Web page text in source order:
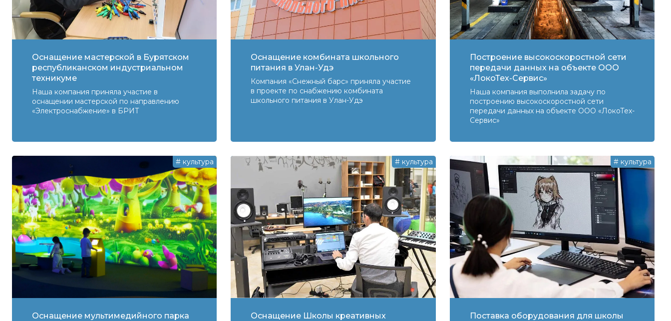
Оснащение мастерской в Бурятском
республиканском индустриальном
техникуме
Наша компания приняла участие в
оснащении мастерской по направлению
«Электроснабжение» в БРИТ
Оснащение ​комбината школьного
питания в Улан-Удэ
Компания «Снежный барс» приняла участие
в проекте по снабжению ​комбината
школьного питания в Улан-Удэ
Построение высокоскоростной сети
передачи данных на объекте ООО
«ЛокоТех-Сервис»
Наша компания выполнила задачу по
построению высокоскоростной сети
передачи данных на объекте ООО «ЛокоТех-
Сервис»
# культура
Оснащение ​мультимедийного парка
# культура
Оснащение Школы креативных
# культура
Поставка оборудования для школы